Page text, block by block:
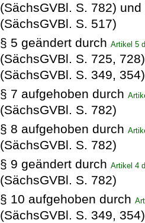
(SächsGVBl. S. 782)
(SächsGVBl. S. 517)
§ 5 geändert durchArtikel 5
(SächsGVBl. S. 725,
(SächsGVBl. S. 349, 354)
§ 7 aufgehoben durch
(SächsGVBl. S. 782)
§ 8 aufgehoben durch
(SächsGVBl. S. 782)
§ 9 geändert durchArtikel 4
(SächsGVBl. S. 782)
§ 10 aufgehoben durch
(SächsGVBl. S. 349, 354)